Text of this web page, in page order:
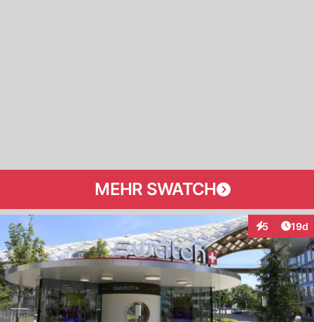
MEHR SWATCH
5
Interaktionen
19d